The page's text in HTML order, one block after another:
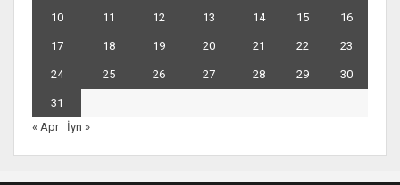
10 11 12 13 14 15 16
17 18 19 20 21 22 23
24 25 26 27 28 29 30
31
« Apr
İyn »